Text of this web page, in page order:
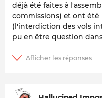
déjà été faites à
commissions) et ont été
(l'interdiction des vols
pu en être question